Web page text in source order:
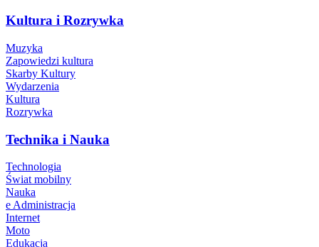
Kultura i Rozrywka
Muzyka
Zapowiedzi kultura
Skarby Kultury
Wydarzenia
Kultura
Rozrywka
Technika i Nauka
Technologia
Świat mobilny
Nauka
e Administracja
Internet
Moto
Edukacja